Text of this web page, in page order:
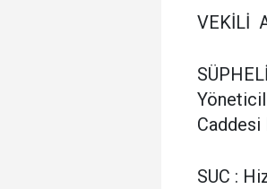
VEKİLİ
Caddesi
SUC :